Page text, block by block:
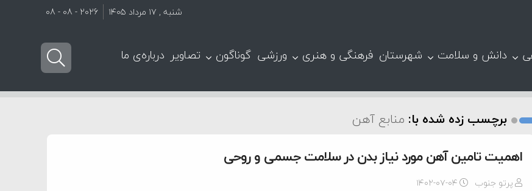
شنبه , ۱۷ مرداد ۱۴۰۵ 2026 - 08 - 08
دانش و سلامت شهرستان فرهنگی و هنری ورزشی گوناگون تصاویر درباره‌ی ما
برچسب زده شده با: منابع آهن
اهمیت تامین آهن مورد نیاز بدن در سلامت جسمی و روحی
پرتو جنوب ۱۴۰۲-۰۷-۰۴